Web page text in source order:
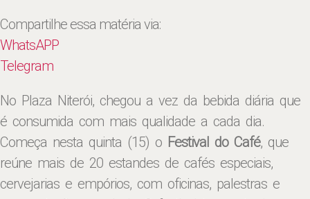
Compartilhe essa matéria via:
WhatsAPP
Telegram
No Plaza Niterói, chegou a vez da bebida diária que
é consumida com mais qualidade a cada dia.
Começa nesta quinta (15) o Festival do Café, que
reúne mais de 20 estandes de cafés especiais,
cervejarias e empórios, com oficinas, palestras e